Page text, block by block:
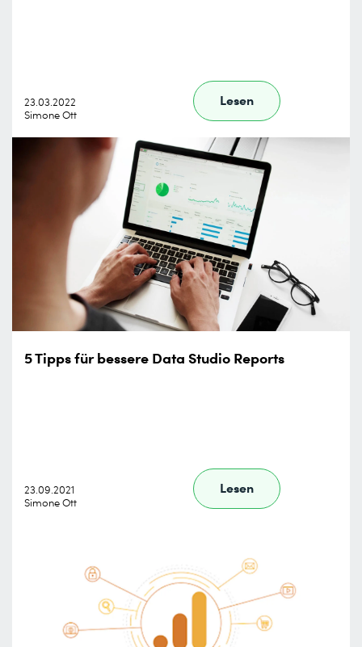
23.03.2022
Simone Ott
Lesen
5 Tipps für bessere Data Studio Reports
23.09.2021
Simone Ott
Lesen